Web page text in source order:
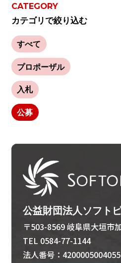
CATEGORY
カテゴリで絞り込む
すべて
プロポーザル
入札
公募
公益財団法人ソフト
〒503-8569 岐阜県大垣市
TEL 0584-77-1144
法人番号：4200005004055